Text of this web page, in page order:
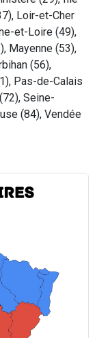
Loir-et-Cher
et-Loire (49),
Mayenne (53),
(56),
Pas-de-Calais
Seine-
(84), Vendée